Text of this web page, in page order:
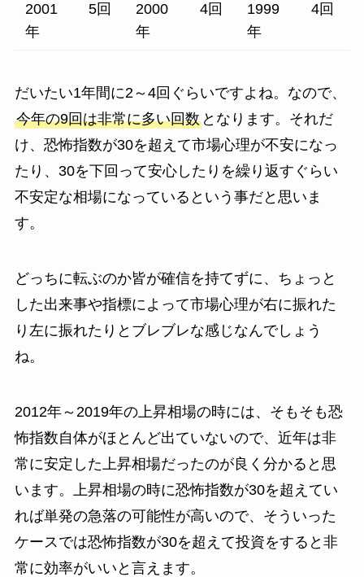
2001
年
5回
2000
年
4回
1999
年
4回
だいたい1年間に2～4回ぐらいですよね。なので、
今年の9回は非常に多い回数となります。それだ
け、恐怖指数が30を超えて市場心理が不安になっ
たり、30を下回って安心したりを繰り返すぐらい
不安定な相場になっているという事だと思いま
す。
どっちに転ぶのか皆が確信を持てずに、ちょっと
した出来事や指標によって市場心理が右に振れた
り左に振れたりとブレブレな感じなんでしょう
ね。
2012年～2019年の上昇相場の時には、そもそも恐
怖指数自体がほとんど出ていないので、近年は非
常に安定した上昇相場だったのが良く分かると思
います。上昇相場の時に恐怖指数が30を超えてい
れば単発の急落の可能性が高いので、そういった
ケースでは恐怖指数が30を超えて投資をすると非
常に効率がいいと言えます。